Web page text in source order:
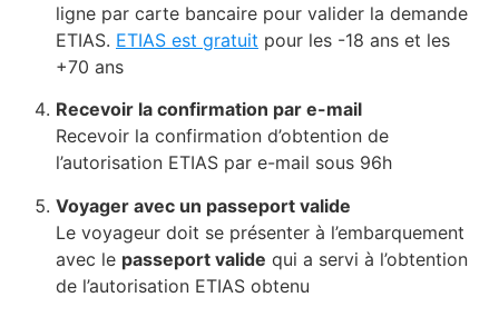
ligne par carte bancaire pour valider la demande
ETIAS. ETIAS est gratuit pour les -18 ans et les
+70 ans
Recevoir la confirmation par e-mail
Recevoir la confirmation d’obtention de
l’autorisation ETIAS par e-mail sous 96h
Voyager avec un passeport valide
Le voyageur doit se présenter à l’embarquement
avec le passeport valide qui a servi à l’obtention
de l’autorisation ETIAS obtenu